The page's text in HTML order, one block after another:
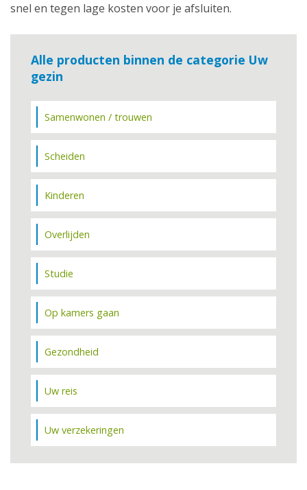
snel en tegen lage kosten voor je afsluiten.
Alle producten binnen de categorie Uw
gezin
Samenwonen / trouwen
Scheiden
Kinderen
Overlijden
Studie
Op kamers gaan
Gezondheid
Uw reis
Uw verzekeringen